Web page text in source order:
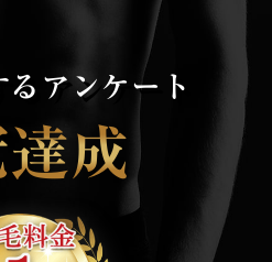
アンケート
成